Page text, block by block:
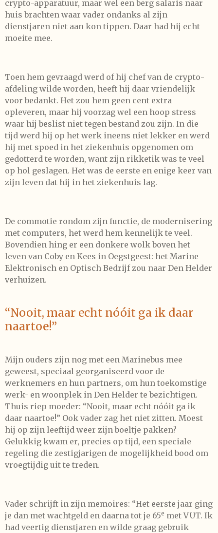
crypto-apparatuur, maar wel een berg salaris naar
huis brachten waar vader ondanks al zijn
dienstjaren niet aan kon tippen. Daar had hij echt
moeite mee.
Toen hem gevraagd werd of hij chef van de crypto-
afdeling wilde worden, heeft hij daar vriendelijk
voor bedankt. Het zou hem geen cent extra
opleveren, maar hij voorzag wel een hoop stress
waar hij beslist niet tegen bestand zou zijn. In die
tijd werd hij op het werk ineens niet lekker en werd
hij met spoed in het ziekenhuis opgenomen om
gedotterd te worden, want zijn rikketik was te veel
op hol geslagen. Het was de eerste en enige keer van
zijn leven dat hij in het ziekenhuis lag.
De commotie rondom zijn functie, de modernisering
met computers, het werd hem kennelijk te veel.
Bovendien hing er een donkere wolk boven het
leven van Coby en Kees in Oegstgeest: het Marine
Elektronisch en Optisch Bedrijf zou naar Den Helder
verhuizen.
“Nooit, maar echt nóóit ga ik daar
naartoe!”
Mijn ouders zijn nog met een Marinebus mee
geweest, speciaal georganiseerd voor de
werknemers en hun partners, om hun toekomstige
werk- en woonplek in Den Helder te bezichtigen.
Thuis riep moeder: “Nooit, maar echt nóóit ga ik
daar naartoe!” Ook vader zag het niet zitten. Moest
hij op zijn leeftijd weer zijn boeltje pakken?
Gelukkig kwam er, precies op tijd, een speciale
regeling die zestigjarigen de mogelijkheid bood om
vroegtijdig uit te treden.
Vader schrijft in zijn memoires: “Het eerste jaar ging
je dan met wachtgeld en daarna tot je 65e met VUT. Ik
had veertig dienstjaren en wilde graag gebruik